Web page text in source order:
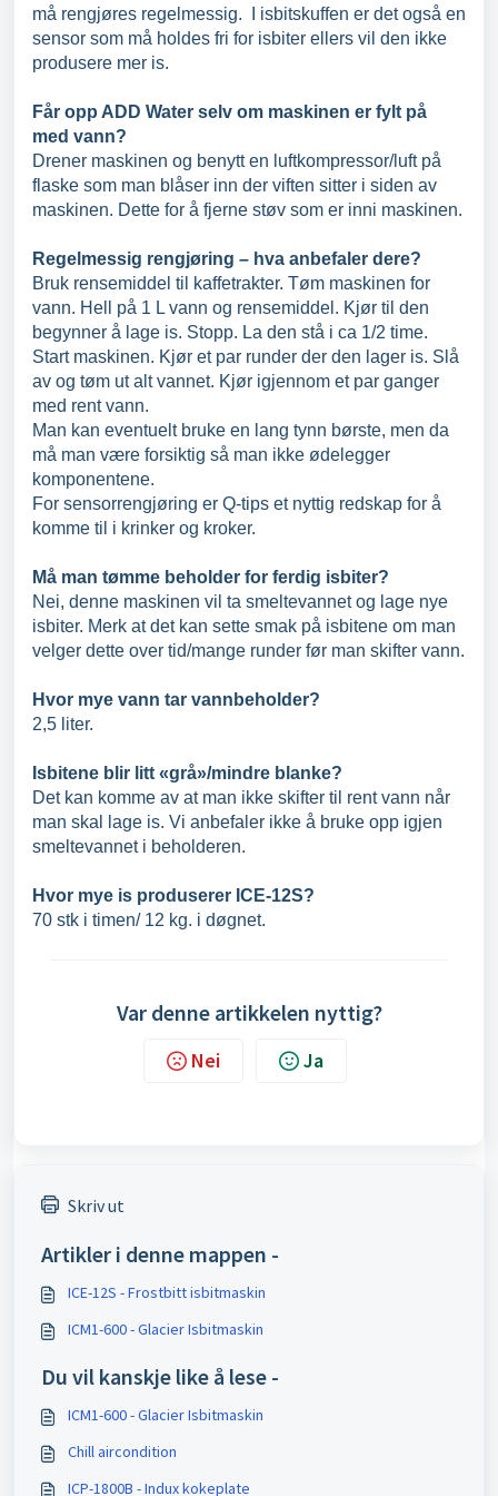
må rengjøres regelmessig. I isbitskuffen er det også en
sensor som må holdes fri for isbiter ellers vil den ikke
produsere mer is.
Får opp ADD Water selv om maskinen er fylt på
med vann?
Drener maskinen og benytt en luftkompressor/luft på
flaske som man blåser inn der viften sitter i siden av
maskinen. Dette for å fjerne støv som er inni maskinen.
Regelmessig rengjøring – hva anbefaler dere?
Bruk rensemiddel til kaffetrakter. Tøm maskinen for
vann. Hell på 1 L vann og rensemiddel. Kjør til den
begynner å lage is. Stopp. La den stå i ca 1/2 time.
Start maskinen. Kjør et par runder der den lager is. Slå
av og tøm ut alt vannet. Kjør igjennom et par ganger
med rent vann.
Man kan eventuelt bruke en lang tynn børste, men da
må man være forsiktig så man ikke ødelegger
komponentene.
For sensorrengjøring er Q-tips et nyttig redskap for å
komme til i krinker og kroker.
Må man tømme beholder for ferdig isbiter?
Nei, denne maskinen vil ta smeltevannet og lage nye
isbiter. Merk at det kan sette smak på isbitene om man
velger dette over tid/mange runder før man skifter vann.
Hvor mye vann tar vannbeholder?
2,5 liter.
Isbitene blir litt «grå»/mindre blanke?
Det kan komme av at man ikke skifter til rent vann når
man skal lage is. Vi anbefaler ikke å bruke opp igjen
smeltevannet i beholderen.
Hvor mye is produserer ICE-12S?
70 stk i timen/ 12 kg. i døgnet.
Var denne artikkelen nyttig?
Nei Ja
Skriv ut
Artikler i denne mappen -
ICE-12S - Frostbitt isbitmaskin
ICM1-600 - Glacier Isbitmaskin
Du vil kanskje like å lese -
ICM1-600 - Glacier Isbitmaskin
Chill aircondition
ICP-1800B - Indux kokeplate